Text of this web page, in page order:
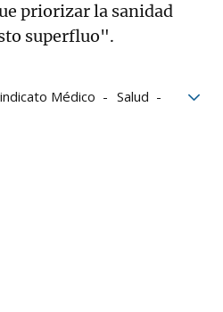
priorizar la sanidad
superfluo".
Médico
Salud